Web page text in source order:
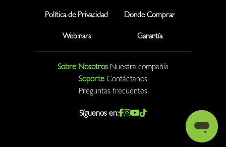
Política de Privacidad Donde Comprar
Webinars Garantía
Sobre Nosotros Nuestra compañía
Soporte Contáctanos
Preguntas frecuentes
Síguenos en: